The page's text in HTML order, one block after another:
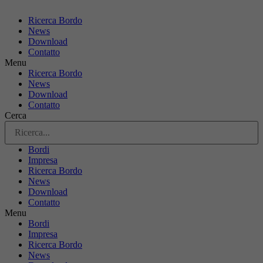
Ricerca Bordo
News
Download
Contatto
Menu
Ricerca Bordo
News
Download
Contatto
Cerca
Bordi
Impresa
Ricerca Bordo
News
Download
Contatto
Menu
Bordi
Impresa
Ricerca Bordo
News